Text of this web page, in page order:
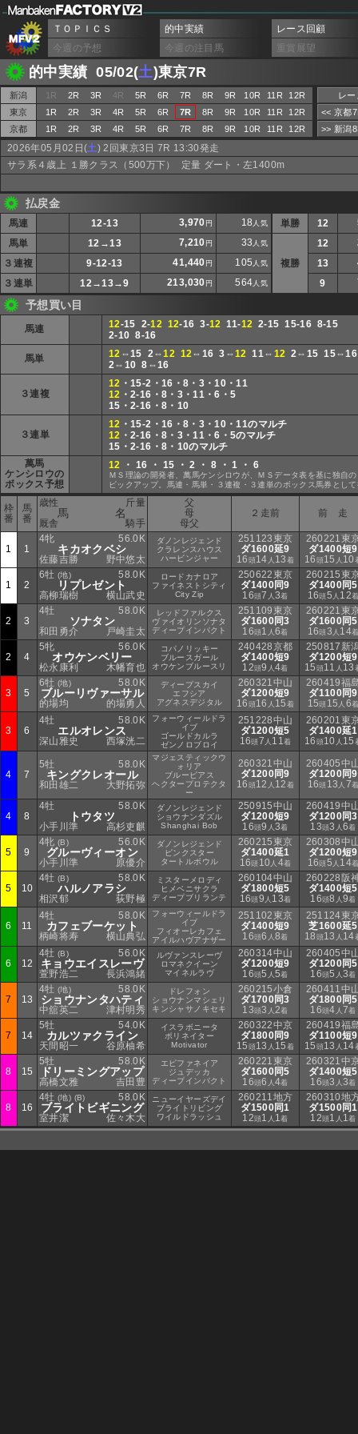
ＴＯＰＩＣＳ 的中実績
レース回顧
今週の予想
今週の注目馬 重賞展望
的中実績 05/02(土)東京7R
新潟 1R 2R 3R 4R 5R 6R 7R 8R 9R 10R 11R
12R
東京
1R 2R 3R 4R 5R 6R 7R 8R 9R 10R 11R
12R
京都
1R 2R 3R 4R 5R 6R 7R 8R 9R 10R 11R 12R
レ
<< 京都
>> 新潟
2026年05月02日(土) 2回東京3日 7R 13:30発走
サラ系４歳上 １勝クラス（500万下） 定量 ダート・左1400m
払戻金
馬連 12-13 3,970 円 18 人気
馬単 12→13 7,210 円 33 人気
３連複 9-12-13 41,440 円 105 人気
３連単 12→13→9 213,030 円 564人気
単勝 12
複勝
12
13
9
予想買い目
馬連 12-15 2-12 12-16 3-12 11-12 2-15 15-16 8-15
2-10 8-16
馬単 12 ⇔15 2⇔12 12⇔16 3⇔12 11⇔ 12 2⇔15
2⇔10 8⇔16
３連複
12 ・15-2・16・8・3・10・11
12 ・2-16・8・3・11・6・5
15・2-16・8・10
３連単
12 ・15-2・16・8・3・10・11のマルチ
12 ・2-16・8・3・11・6・5のマルチ
15・2-16・8・10のマルチ
萬馬
ケンシロウの
ボックス予想
12 ・ 16 ・ 15 ・ 2 ・ 8 ・ 1 ・ 6
ＭＳ理論の開発者、萬馬ケンシロウが、ＭＳデータ表を基に独自
ピックアップ。馬連・馬単・３連複・３連単のボックス馬券とし
枠
番
馬
番
斤量
歳性
馬 名
厩舎 騎手
父
母
母父
２走前 前 走
1 1
56.0K
4牝
キカオクベシ
佐藤吉勝 野中悠太
ダノンレジェンド
クラレンスハウス
ハービンジャー
251123東京
ダ1600延9
16 頭14 人 13 着
260221東
ダ1400短9
16 頭15 人 10
1 2
58.0K
6牡 (地)
リプレゼント
高柳瑞樹 横山武史
ロードカナロア
ファイネストシティ
City Zip
250622東京
ダ1400同9
16頭7 人3着
260215東
ダ1400同5
16頭5 人 12
2 3
58.0K
4牡
ソナタン
和田勇介 戸崎圭太
レッドファルクス
ヴァイオリンソナタ
ディープインパクト
251109東京
ダ1600同3
16頭1 人6着
260221東
ダ1600同5
16頭3 人 14
2 4
56.0K
5牝
オウケンベリー
松永康利 木幡育也
コパノリッキー
ブルースガール
オウケンブルースリ
240428京都
ダ1400短9
12頭9 人4着
250817新
ダ1200短9
15 頭11 人 13
3 5
58.0K
6牡 (地)
ブルーリヴァーサル
的場均 的場勇人
ディープスカイ
エフシア
アグネスデジタル
260321中山
ダ1200短9
16 頭16 人 15 着
260419福
ダ1100同9
15頭 15 人 6
3 6
58.0K
4牡
エルオレンス
深山雅史 西塚洸二
フォーウィールドラ
イブ
ゴールドカルラ
ゼンノロブロイ
251228中山
ダ1200短5
16頭7 人 11着
260201東
ダ1400延1
16 頭10 人 15
4 7
58.0K
5牡
キングクレオール
和田雄二 大野拓弥
マジェスティックウ
ォリア
ブルーピアス
ヘクタープロテクタ
ー
260321中山
ダ1200同9
16 頭12 人 12 着
260405中
ダ1200同9
16頭 13 人 7
4 8
58.0K
4牡
トウタツ
小手川準 高杉吏麒
ダノンレジェンド
ショウナンダズル
Shanghai Bob
250915中山
ダ1200短9
16頭9 人3着
260419中
ダ1200同3
13頭3 人6着
5 9
56.0K
4牝 (B)
グルーヴィーオン
小手川準 原優介
ダノンレジェンド
ピンクスター
タートルボウル
260215東京
ダ1400延1
16頭 10 人 4着
260308中
ダ1200短9
16頭5 人 14
5 10
58.0K
4牡 (B)
ハルノアラシ
相沢郁 荻野極
ミスターメロディ
ヒメベニサクラ
ディープブリランテ
260104中山
ダ1800短5
16頭9 人 13着
260228阪
ダ1400短5
16頭8 人9着
6 11
58.0K
4牡
カフェブーケット
柄崎将寿 横山典弘
フォーウィールドラ
イブ
フィオーレカフェ
アイルハヴアナザー
251102東京
ダ1400短9
16頭6 人8着
251124東
芝1600延5
18 頭13 人 14
6 12
56.0K
4牡 (B)
キョウエイスレーヴ
萱野浩二 長浜鴻緒
ルヴァンスレーヴ
ロマネクイーン
マイネルラヴ
260314中山
ダ1200短9
16頭5 人5着
260405中
ダ1200同5
16頭5 人3着
7 13
58.0K
4牡 (地)
ショウナンタハティ
中舘英二 津村明秀
ドレフォン
ショウナンマシェリ
キンシャサノキセキ
260215小倉
ダ1700同3
13頭3 人2着
260411中
ダ1800同5
16頭4 人 7着
7 14
54.0K
5牡
カルツァクライン
天間昭一 谷原柚希
イスラボニータ
ポリネイター
Motivator
260322中京
ダ1800同9
15 頭13 人 15 着
260419福
ダ1100短9
15 頭13 人 14
8 15
58.0K
5牡
ドリーミングアップ
高橋文雅 吉田豊
エピファネイア
ジュデッカ
ディープインパクト
260221東京
ダ1600同5
16頭6 人4着
260321中
ダ1400短5
16頭3 人3着
8 16
58.0K
4牡 (地) (B)
ブライトビギニング
室井潔 佐々木大
ニューイヤーズデイ
ブライトリビング
ワイルドラッシュ
260211地方
ダ1500同1
12頭1 人 1着
260310地
ダ1500同1
12頭1 人 1着